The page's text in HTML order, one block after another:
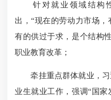
针对就业领域结构性
出，“现在的劳动力市场，
有的供过于求，是个结构
职业教育改革；
牵挂重点群体就业，习
业生就业工作，强调“国家